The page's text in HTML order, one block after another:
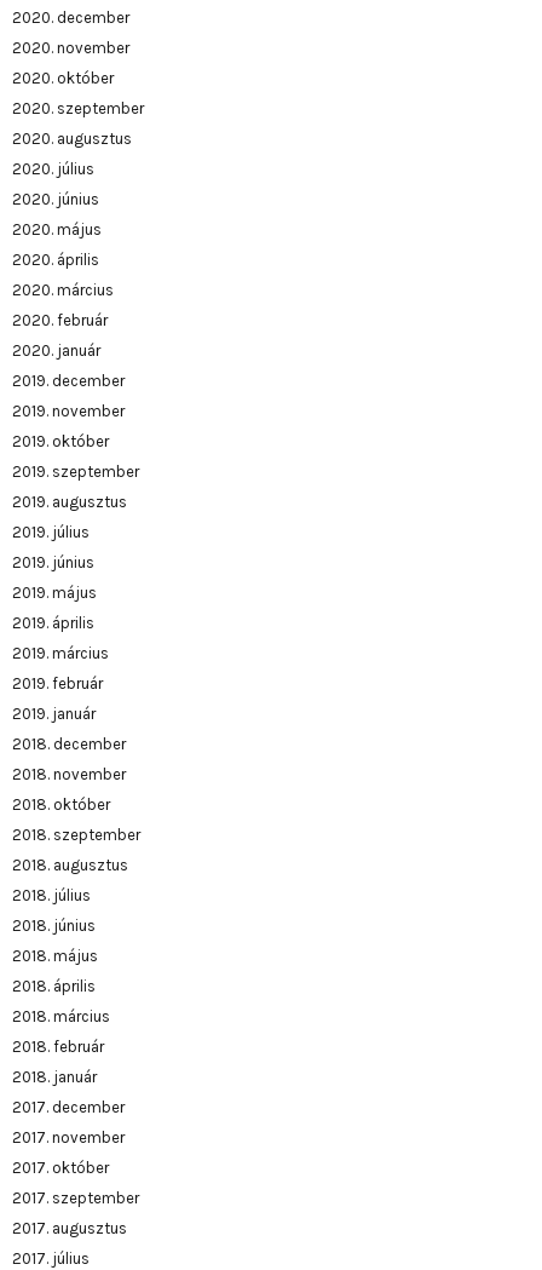
2020. december
2020. november
2020. október
2020. szeptember
2020. augusztus
2020. július
2020. június
2020. május
2020. április
2020. március
2020. február
2020. január
2019. december
2019. november
2019. október
2019. szeptember
2019. augusztus
2019. július
2019. június
2019. május
2019. április
2019. március
2019. február
2019. január
2018. december
2018. november
2018. október
2018. szeptember
2018. augusztus
2018. július
2018. június
2018. május
2018. április
2018. március
2018. február
2018. január
2017. december
2017. november
2017. október
2017. szeptember
2017. augusztus
2017. július